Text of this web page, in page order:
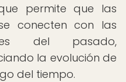
permite que las
conecten con las
del pasado,
la evolución de
del tiempo.